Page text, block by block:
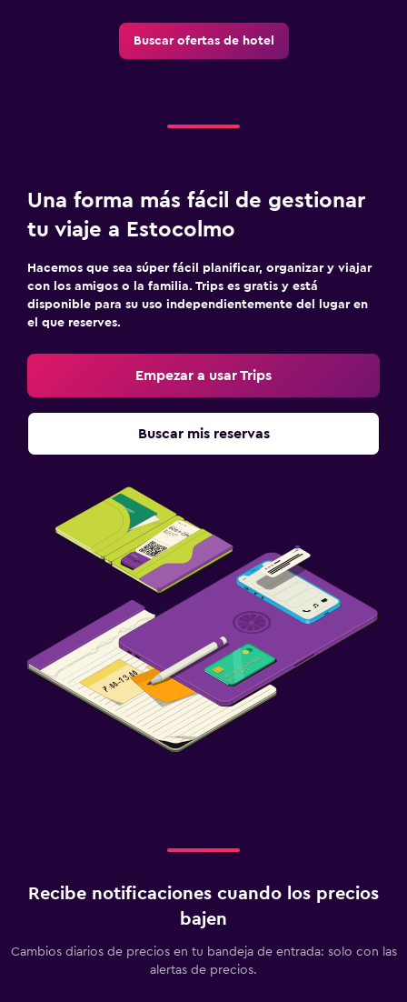
Buscar ofertas de hotel
Una forma más fácil de gestionar
tu viaje a Estocolmo
Hacemos que sea súper fácil planificar, organizar y viajar
con los amigos o la familia. Trips es gratis y está
disponible para su uso independientemente del lugar en
el que reserves.
Empezar a usar Trips
Buscar mis reservas
Recibe notificaciones cuando los precios
bajen
Cambios diarios de precios en tu bandeja de entrada: solo con las
alertas de precios.